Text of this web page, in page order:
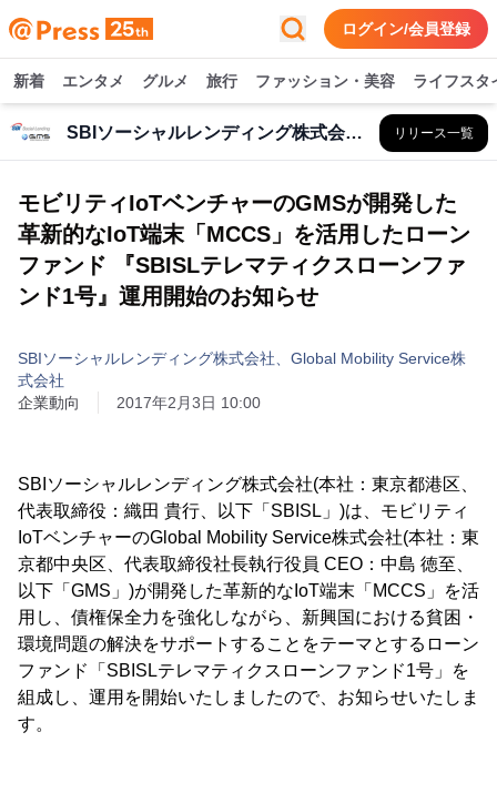
ログイン/会員登録
新着 エンタメ グルメ 旅行 ファッション・美容 ライフスタ
SBIソーシャルレンディング株式会社、Global Mobility Service株式会社 リリース一覧
モビリティIoTベンチャーのGMSが開発した
革新的なIoT端末「MCCS」を活用したローン
ファンド 『SBISLテレマティクスローンファ
ンド1号』運用開始のお知らせ
SBIソーシャルレンディング株式会社、Global Mobility Service株
式会社
企業動向
2017年2月3日 10:00
SBIソーシャルレンディング株式会社(本社：東京都港区、
代表取締役：織田 貴行、以下「SBISL」)は、モビリティ
IoTベンチャーのGlobal Mobility Service株式会社(本社：東
京都中央区、代表取締役社長執行役員 CEO：中島 徳至、
以下「GMS」)が開発した革新的なIoT端末「MCCS」を活
用し、債権保全力を強化しながら、新興国における貧困・
環境問題の解決をサポートすることをテーマとするローン
ファンド「SBISLテレマティクスローンファンド1号」を
組成し、運用を開始いたしましたので、お知らせいたしま
す。